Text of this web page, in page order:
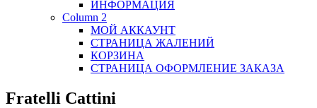
ИНФОРМАЦИЯ
Column 2
МОЙ АККАУНТ
СТРАНИЦА ЖАЛЕНИЙ
КОРЗИНА
СТРАНИЦА ОФОРМЛЕНИЕ ЗАКАЗА
Fratelli Cattini